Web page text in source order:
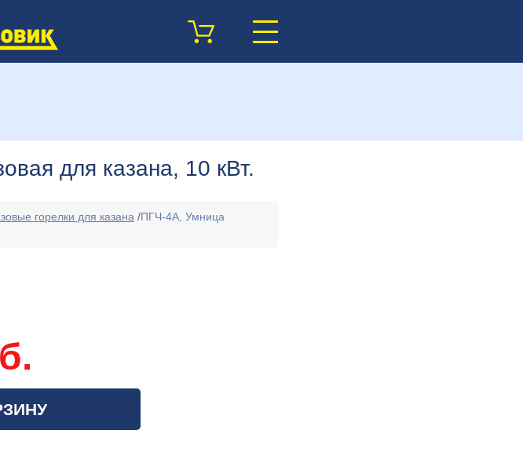
для казана, 10 кВт.
горелки для казана /ПГЧ-4А, Умница